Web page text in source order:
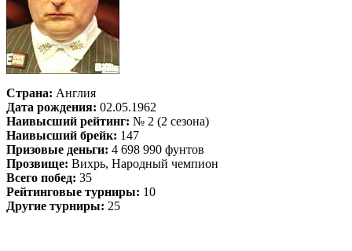
Страна: Англия
Дата рождения: 02.05.1962
Наивысший рейтинг: № 2 (2 сезона)
Наивысший брейк: 147
Призовые деньги: 4 698 990 фунтов
Прозвище: Вихрь, Народный чемпион
Всего побед: 35
Рейтинговые турниры: 10
Другие турниры: 25